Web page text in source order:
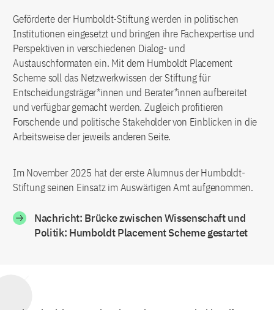
Geförderte der Humboldt-Stiftung werden in politischen
Institutionen eingesetzt und bringen ihre Fachexpertise und
Perspektiven in verschiedenen Dialog- und
Austauschformaten ein. Mit dem Humboldt Placement
Scheme soll das Netzwerkwissen der Stiftung für
Entscheidungsträger*innen und Berater*innen aufbereitet
und verfügbar gemacht werden. Zugleich profitieren
Forschende und politische Stakeholder von Einblicken in die
Arbeitsweise der jeweils anderen Seite.
Im November 2025 hat der erste Alumnus der Humboldt-
Stiftung seinen Einsatz im Auswärtigen Amt aufgenommen.
Nachricht: Brücke zwischen Wissenschaft und
Politik: Humboldt Placement Scheme gestartet